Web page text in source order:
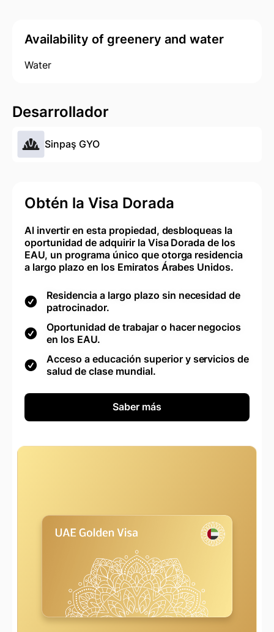
Availability of greenery and water
Water
Desarrollador
Sinpaş GYO
Obtén la Visa Dorada
Al invertir en esta propiedad, desbloqueas la
oportunidad de adquirir la Visa Dorada de los
EAU, un programa único que otorga residencia
a largo plazo en los Emiratos Árabes Unidos.
Residencia a largo plazo sin necesidad de
patrocinador.
Oportunidad de trabajar o hacer negocios
en los EAU.
Acceso a educación superior y servicios de
salud de clase mundial.
Saber más